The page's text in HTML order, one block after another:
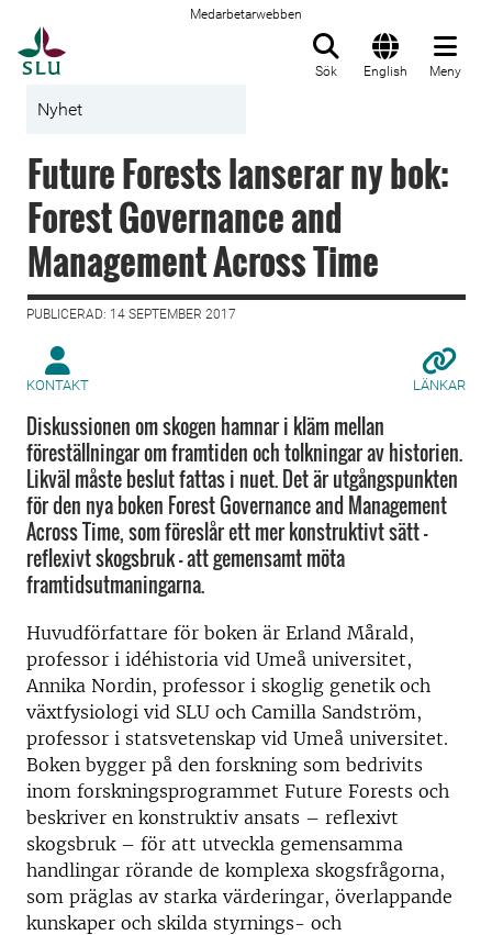
Medarbetarwebben
Sök English Meny
Nyhet
Future Forests lanserar ny bok:
Forest Governance and
Management Across Time
PUBLICERAD: 14 SEPTEMBER 2017
KONTAKT LÄNKAR
Diskussionen om skogen hamnar i kläm mellan
föreställningar om framtiden och tolkningar av historien.
Likväl måste beslut fattas i nuet. Det är utgångspunkten
för den nya boken Forest Governance and Management
Across Time, som föreslår ett mer konstruktivt sätt –
reflexivt skogsbruk – att gemensamt möta
framtidsutmaningarna.
Huvudförfattare för boken är Erland Mårald,
professor i idéhistoria vid Umeå universitet,
Annika Nordin, professor i skoglig genetik och
växtfysiologi vid SLU och Camilla Sandström,
professor i statsvetenskap vid Umeå universitet.
Boken bygger på den forskning som bedrivits
inom forskningsprogrammet Future Forests och
beskriver en konstruktiv ansats – reflexivt
skogsbruk – för att utveckla gemensamma
handlingar rörande de komplexa skogsfrågorna,
som präglas av starka värderingar, överlappande
kunskaper och skilda styrnings- och